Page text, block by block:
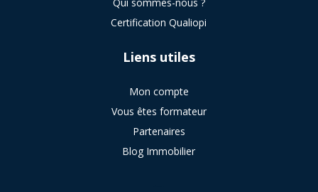
Certification Qualiopi
Liens utiles
Mon compte
Vous êtes formateur
Partenaires
Blog Immobilier